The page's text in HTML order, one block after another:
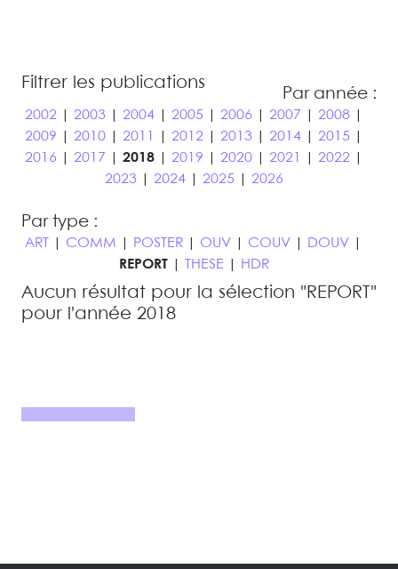
Filtrer les publications
Par année :
2002| 2003| 2004| 2005| 2006 2007 2008|
2009
2010| 2011 2012| 2013| 2014| 2015|
2016
2017 2018| 2019 2020| 2021 2022|
2023| 2024| 2025| 2026
Par type :
ART COMM POSTER OUV COUV DOUV
REPORT| THESE HDR
Aucun résultat pour la sélection "REPORT"
pour l'année 2018